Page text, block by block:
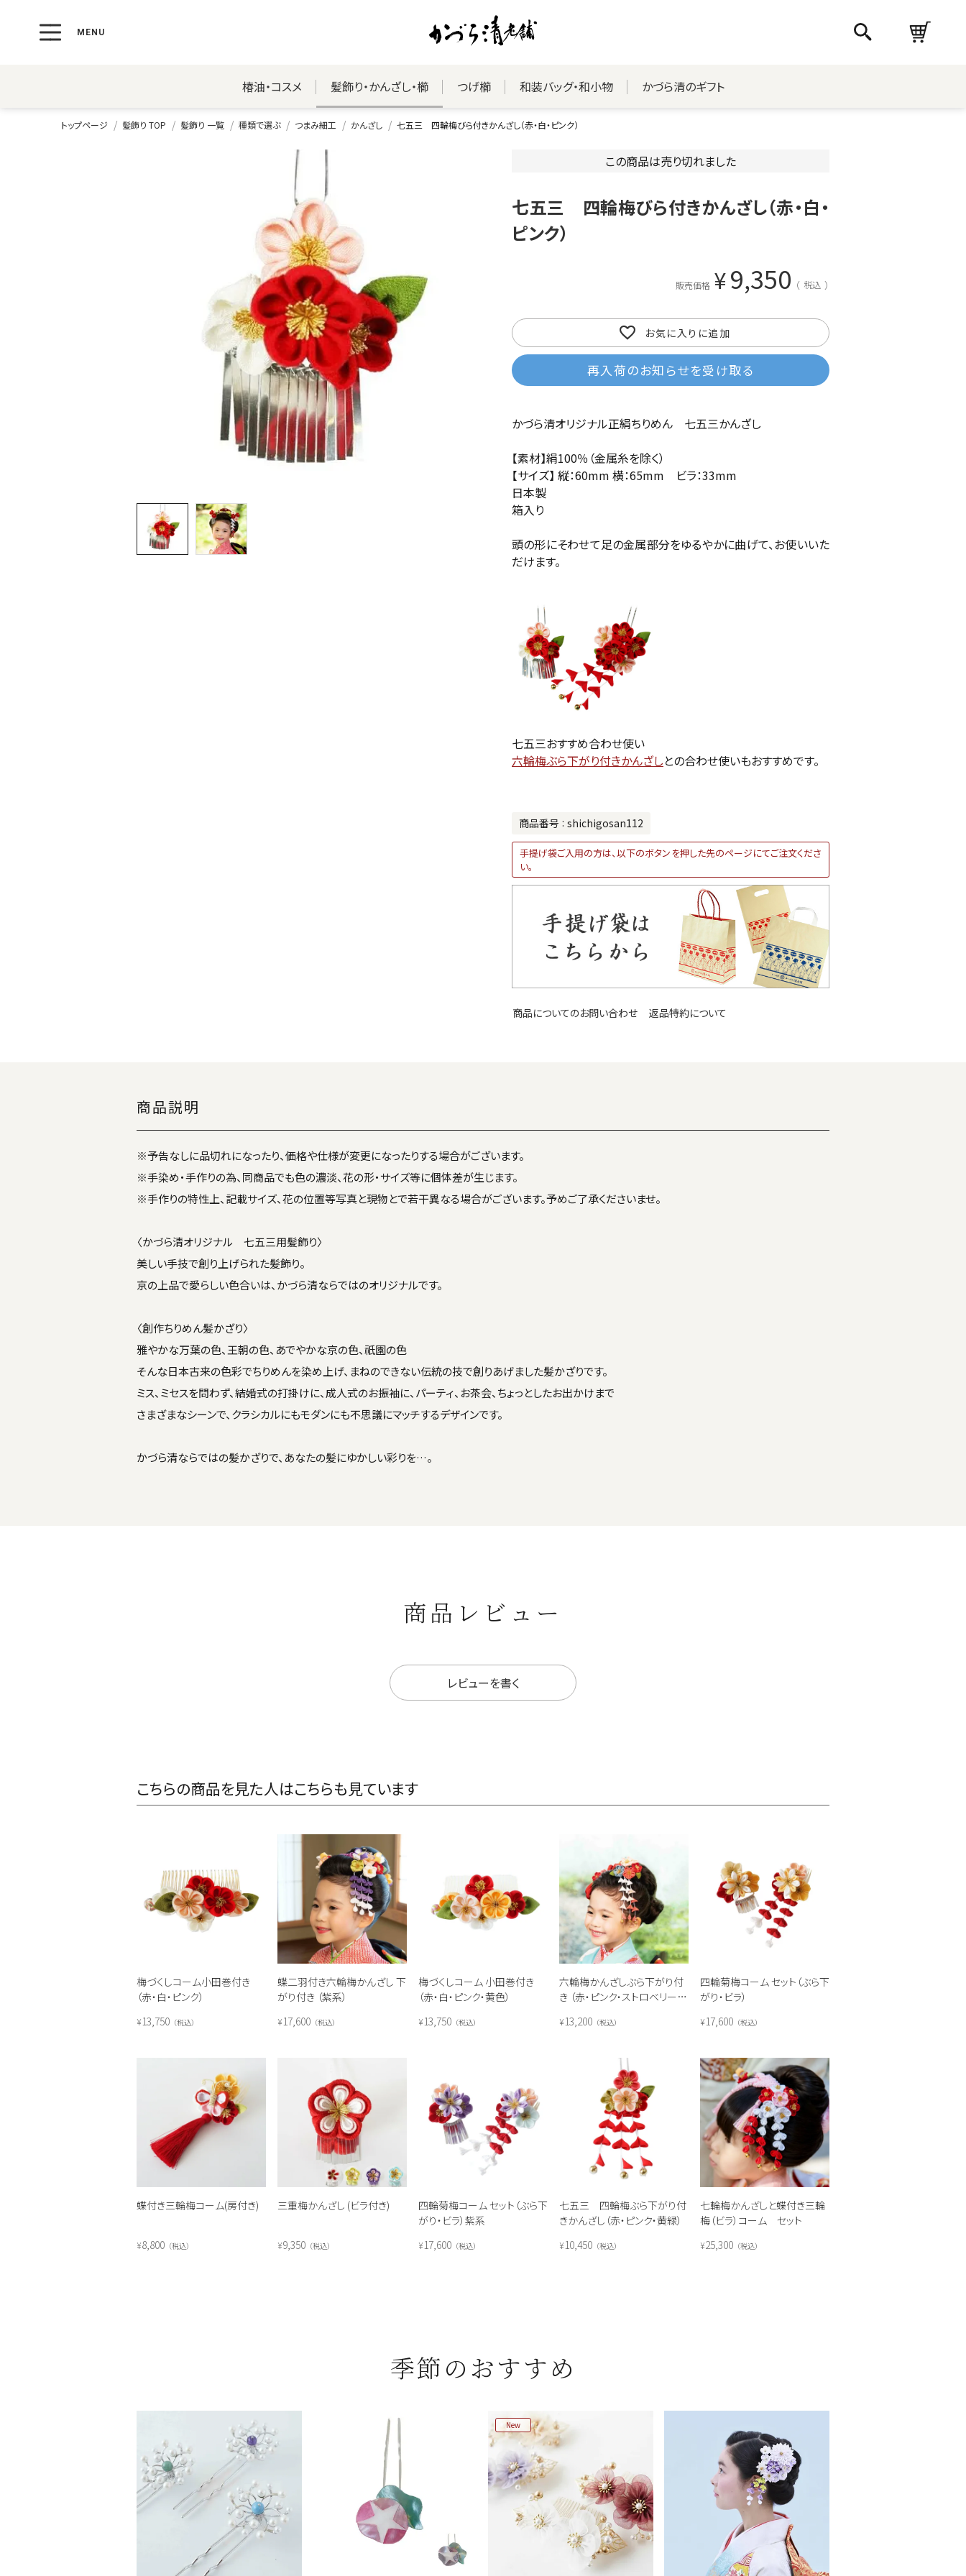
椿油・コスメ 髪飾り・かんざし・櫛 つげ櫛 和装バッグ・和小物 かづら清のギフト
トップページ 髪飾り TOP 髪飾り 一覧 種類で選ぶ つまみ細工 かんざし 七五三 四輪梅びら付きかんざし（赤・白・ピンク）
この商品は売り切れました
七五三 四輪梅びら付きかんざし（赤・白・
ピンク）
販売価格 ¥9,350 税込
お気に入りに追加
再入荷のお知らせを受け取る
かづら清オリジナル正絹ちりめん 七五三かんざし
【素材】絹100％（金属糸を除く）
【サイズ】 縦：60mm 横：65mm ビラ：33mm
日本製
箱入り
頭の形にそわせて足の金属部分をゆるやかに曲げて、お使いいた
だけます。
七五三おすすめ合わせ使い
六輪梅ぶら下がり付きかんざしとの合わせ使いもおすすめです。
商品番号 shichigosan112
手提げ袋ご入用の方は、以下のボタンを押した先のページにてご注文くださ
い。
商品についてのお問い合わせ 返品特約について
商品説明
※予告なしに品切れになったり、価格や仕様が変更になったりする場合がございます。
※手染め・手作りの為、同商品でも色の濃淡、花の形・サイズ等に個体差が生じます。
※手作りの特性上、記載サイズ、花の位置等写真と現物とで若干異なる場合がございます。予めご了承くださいませ。
〈かづら清オリジナル 七五三用髪飾り〉
美しい手技で創り上げられた髪飾り。
京の上品で愛らしい色合いは、かづら清ならではのオリジナルです。
〈創作ちりめん髪かざり〉
雅やかな万葉の色、王朝の色、あでやかな京の色、祇園の色
そんな日本古来の色彩でちりめんを染め上げ、まねのできない伝統の技で創りあげました髪かざりです。
ミス、ミセスを問わず、結婚式の打掛けに、成人式のお振袖に、パーティ、お茶会、ちょっとしたお出かけまで
さまざまなシーンで、クラシカルにもモダンにも不思議にマッチするデザインです。
かづら清ならではの髪かざりで、あなたの髪にゆかしい彩りを…。
商品レビュー
レビューを書く
こちらの商品を見た人はこちらも見ています
梅づくしコーム小田巻付き
（赤・白・ピンク）
¥13,750 税込
蝶二羽付き六輪梅かんざし 下
がり付き （紫系）
¥17,600 税込
梅づくしコーム 小田巻付き
（赤・白・ピンク・黄色）
¥13,750 税込
六輪梅かんざしぶら下がり付
き （赤・ピンク・ストロベリーピ
¥13,200 税込
四輪菊梅コーム セット（ぶら下
がり・ビラ）
¥17,600 税込
蝶付き三輪梅コーム(房付き)
¥8,800 税込
三重梅かんざし (ビラ付き)
¥9,350 税込
四輪菊梅コーム セット（ぶら下
がり・ビラ）紫系
¥17,600 税込
七五三 四輪梅ぶら下がり付
きかんざし（赤・ピンク・黄緑）
¥10,450 税込
七輪梅かんざしと蝶付き三輪
梅（ビラ）コーム セット
¥25,300 税込
季節のおすすめ
New